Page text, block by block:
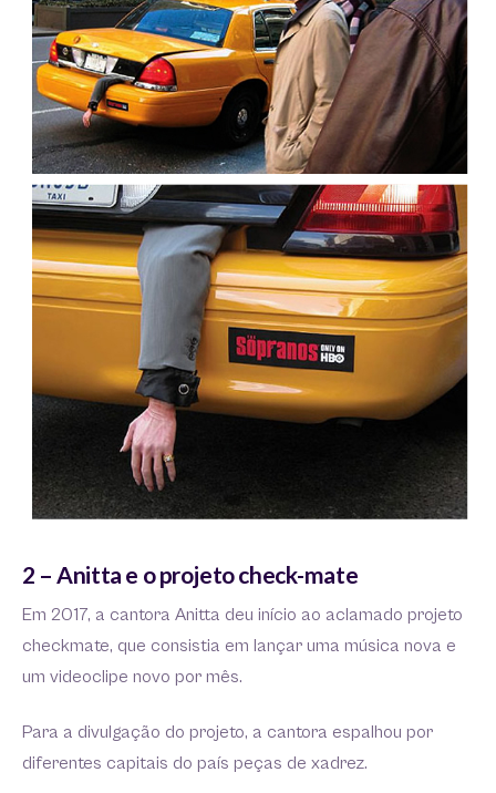
2 – Anitta e o projeto check-mate
Em 2017, a cantora Anitta deu início ao aclamado projeto
checkmate, que consistia em lançar uma música nova e
um videoclipe novo por mês.
Para a divulgação do projeto, a cantora espalhou por
diferentes capitais do país peças de xadrez.